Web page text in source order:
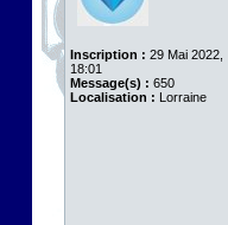
Inscription : 29 Mai 2022,
18:01
Message(s) : 650
Localisation : Lorraine